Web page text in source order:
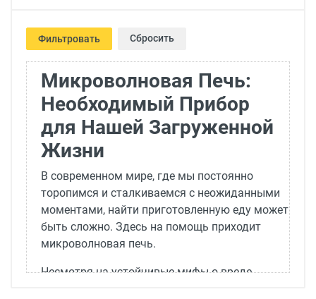
Фильтровать Сбросить
Микроволновая Печь:
Необходимый Прибор
для Нашей Загруженной
Жизни
В современном мире, где мы постоянно
торопимся и сталкиваемся с неожиданными
моментами, найти приготовленную еду может
быть сложно. Здесь на помощь приходит
микроволновая печь.
Несмотря на устойчивые мифы о вреде